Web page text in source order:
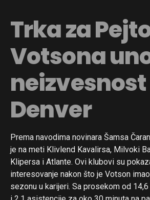
Trka za
Votsona
neizvesnost
Denver
Prema navodima novinara Šamsa
je na meti Klivlend Kavalirsa, Milvoki
Klipersa i Atlante. Ovi klubovi su
interesovanje nakon što je Votson
sezonu u karijeri. Sa prosekom od